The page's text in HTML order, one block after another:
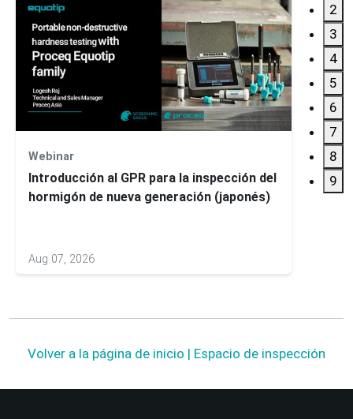
Webinar
Introducción al GPR para la inspección del
hormigón de nueva generación (japonés)
Aug 07, 2026
2
3
4
5
6
7
8
9
Volver a la página de inicio | Espacio de inspección